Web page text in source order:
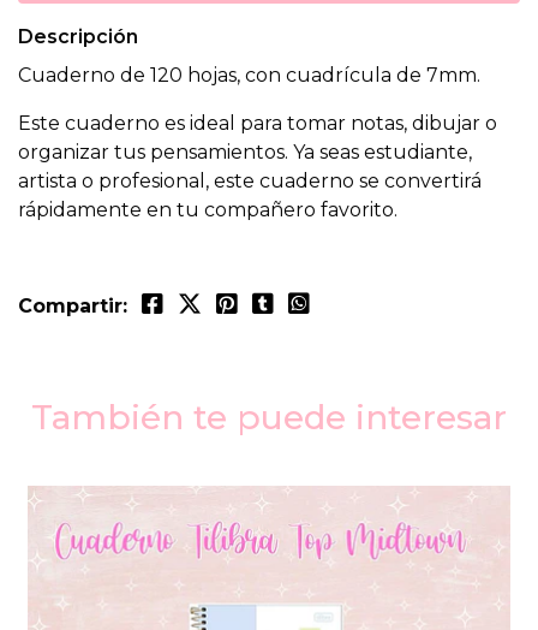
Descripción
Cuaderno de 120 hojas, con cuadrícula de 7mm.
Este cuaderno es ideal para tomar notas, dibujar o
organizar tus pensamientos. Ya seas estudiante,
artista o profesional, este cuaderno se convertirá
rápidamente en tu compañero favorito.
Compartir:
También te puede interesar